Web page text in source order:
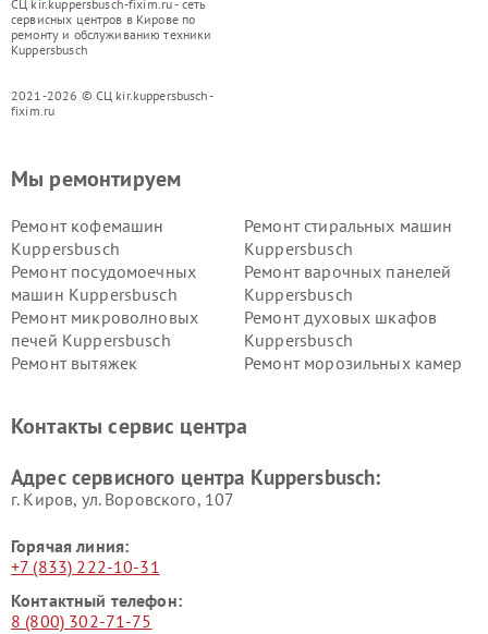
СЦ kir.kuppersbusch-fixim.ru - сеть
сервисных центров в Кирове по
ремонту и обслуживанию техники
Kuppersbusch
2021-2026 © СЦ kir.kuppersbusch-
fixim.ru
Мы ремонтируем
Ремонт кофемашин
Kuppersbusch
Ремонт стиральных машин
Kuppersbusch
Ремонт посудомоечных
машин Kuppersbusch
Ремонт варочных панелей
Kuppersbusch
Ремонт микроволновых
печей Kuppersbusch
Ремонт духовых шкафов
Kuppersbusch
Ремонт вытяжек
Ремонт морозильных камер
Kuppersbusch
вакуумных упаковщиков
Ремонт сушильных машин Kuppersbusch
Контакты сервис центра
Адрес сервисного центра Kuppersbusch:
г. Киров, ул. Воровского, 107
Горячая линия:
+7 (833) 222-10-31
Контактный телефон:
8 (800) 302-71-75